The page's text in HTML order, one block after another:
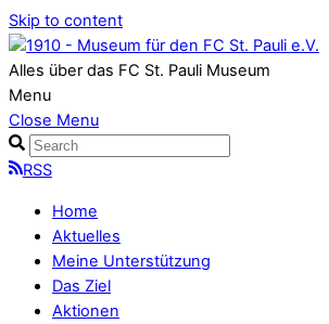
Skip to content
Alles über das FC St. Pauli Museum
Menu
Close Menu
RSS
Home
Aktuelles
Meine Unterstützung
Das Ziel
Aktionen